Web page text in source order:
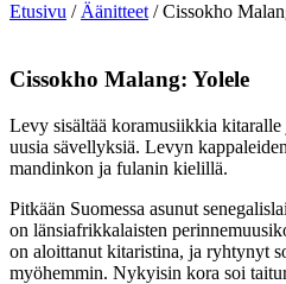
Etusivu / Äänitteet / Cissokho
Cissokho Malang: Yolele
Levy sisältää koramusiikkia kitaralle
uusia sävellyksiä. Levyn
mandinkon ja fulanin kielillä.
Pitkään Suomessa asunut
on länsiafrikkalaisten
on aloittanut kitaristina, ja ryhtynyt
myöhemmin. Nykyisin kora soi